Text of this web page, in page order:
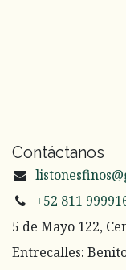
Contáctanos
+52 811
5 de Mayo 122,
Entrecalles: